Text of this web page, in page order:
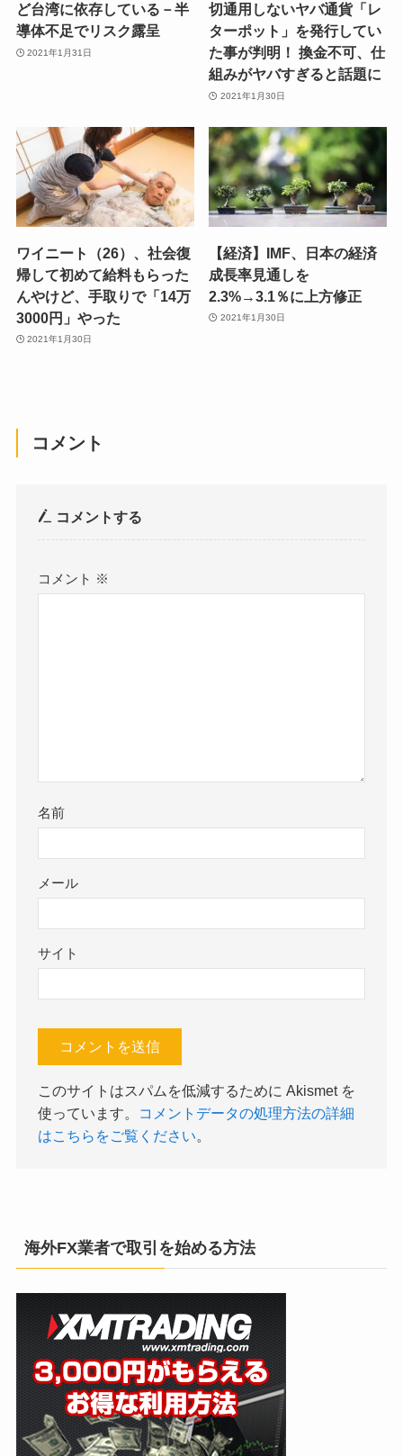
ど台湾に依存している－半
導体不足でリスク露呈
2021年1月31日
切通用しないヤバ通貨「レ
ターポット」を発行してい
た事が判明！ 換金不可、仕
組みがヤバすぎると話題に
2021年1月30日
ワイニート（26）、社会復
帰して初めて給料もらった
んやけど、手取りで「14万
3000円」やった
2021年1月30日
【経済】IMF、日本の経済
成長率見通しを
2.3%→3.1％に上方修正
2021年1月30日
コメント
コメントする
コメント ※
名前
メール
サイト
このサイトはスパムを低減するために Akismet を
使っています。
コメントデータの処理方法の詳細
はこちらをご覧ください。
海外FX業者で取引を始める方法